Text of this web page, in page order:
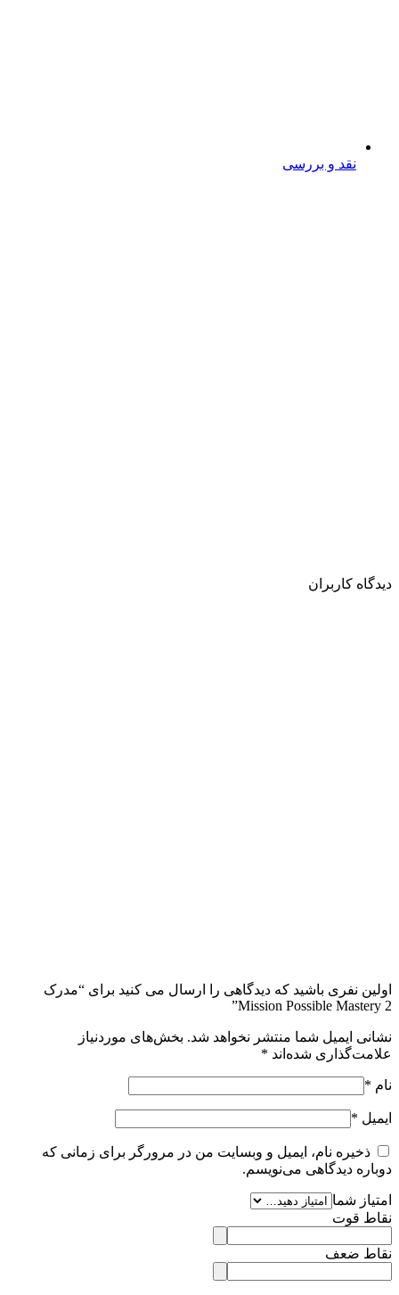
نقد و بررسی
دیدگاه کاربران
اولین نفری باشید که دیدگاهی را ارسال می کنید برای “مدرک
Mission Possible Mastery 2”
نشانی ایمیل شما منتشر نخواهد شد. بخش‌های موردنیاز
علامت‌گذاری شده‌اند *
نام *
ایمیل *
ذخیره نام، ایمیل و وبسایت من در مرورگر برای زمانی که
دوباره دیدگاهی می‌نویسم.
امتیاز شما
نقاط قوت
نقاط ضعف